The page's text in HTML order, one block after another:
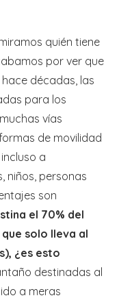
quién tiene
por ver que
décadas, las
para los
vías
de movilidad
a
niños, personas
son
el 70% del
solo lleva al
¿es esto
destinadas al
a meras